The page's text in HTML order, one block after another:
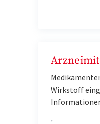
Wirkstoff